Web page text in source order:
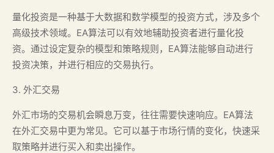
量化投资是一种基于大数据和数学模型的投资方式，涉及多个
高级技术领域。EA算法可以有效地辅助投资者进行量化投
资。通过设定复杂的模型和策略规则，EA算法能够自动进行
投资决策，并进行相应的交易执行。
3. 外汇交易
外汇市场的交易机会瞬息万变，往往需要快速响应。EA算法
在外汇交易中更为常见。它可以基于市场行情的变化，快速采
取策略并进行买入和卖出操作。